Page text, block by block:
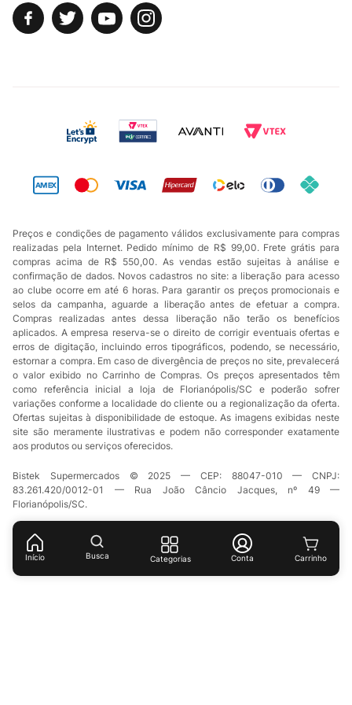
Início Busca Categorias Conta
Preços e condições de pagamento válidos exclusivamente para compras
realizadas pela Internet. Pedido mínimo de R$ 99,00. Frete grátis para
compras acima de R$ 550,00. As vendas estão sujeitas à análise e
confirmação de dados. Novos cadastros no site: a liberação para acesso
ao clube ocorre em até 6 horas. Para garantir os preços promocionais e
selos da campanha, aguarde a liberação antes de efetuar a compra.
Compras realizadas antes dessa liberação não terão os benefícios
aplicados. A empresa reserva-se o direito de corrigir eventuais ofertas e
erros de digitação, incluindo erros tipográficos, podendo, se necessário,
estornar a compra. Em caso de divergência de preços no site, prevalecerá
o valor exibido no Carrinho de Compras. Os preços apresentados têm
como referência inicial a loja de Florianópolis/SC e poderão sofrer
variações conforme a localidade do cliente ou a regionalização da oferta.
Ofertas sujeitas à disponibilidade de estoque. As imagens exibidas neste
site são meramente ilustrativas e podem não corresponder exatamente
aos produtos ou serviços oferecidos.
Bistek Supermercados © 2025 — CEP: 88047-010 — CNPJ:
83.261.420/0012-01 — Rua João Câncio Jacques, nº 49 —
Florianópolis/SC.